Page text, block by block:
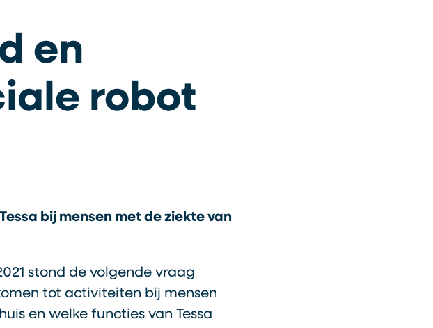
en
robot
bij mensen met de ziekte van
stond de volgende vraag
tot activiteiten bij mensen
en welke functies van Tessa